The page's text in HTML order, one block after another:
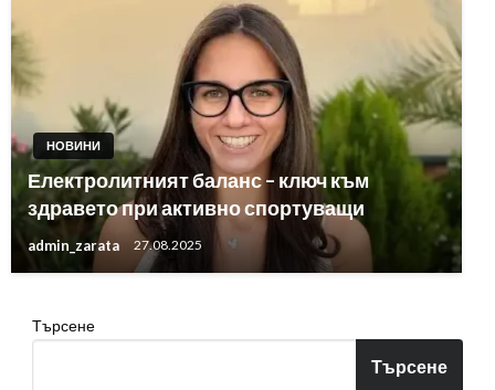
НОВИНИ
Електролитният баланс – ключ към
здравето при активно спортуващи
admin_zarata 27.08.2025
Търсене
Търсене